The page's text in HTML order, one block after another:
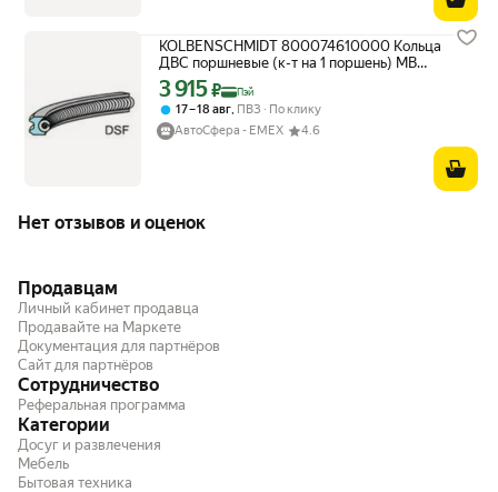
KOLBENSCHMIDT 800074610000 Кольца
ДВС поршневые (к-т на 1 поршень) MB
2.1CDI 06-
Цена с картой Яндекс Пэй 3915 ₽ вместо
3 915₽ Пэй
17 – 18 авг, ПВЗ
По клику
АвтоСфера - ЕМЕХ
4.6
Нет отзывов и оценок
Продавцам
Личный кабинет продавца
Продавайте на Маркете
Документация для партнёров
Сайт для партнёров
Сотрудничество
Реферальная программа
Категории
Досуг и развлечения
Мебель
Бытовая техника